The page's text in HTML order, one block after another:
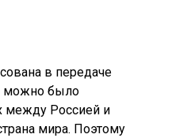
в передаче
можно было
между Россией и
мира. Поэтому